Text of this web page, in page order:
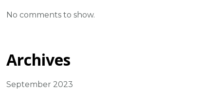
No comments to show.
Archives
September 2023